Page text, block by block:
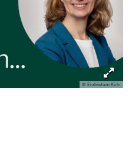
© Erzbistum Köln